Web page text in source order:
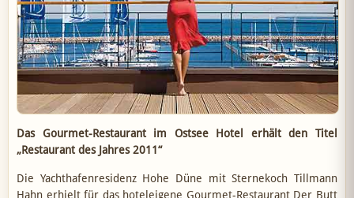
Das Gourmet-Restaurant im Ostsee Hotel erhält den Titel
„Restaurant des Jahres 2011“
Die Yachthafenresidenz Hohe Düne mit Sternekoch Tillmann
Hahn erhielt für das hoteleigene Gourmet-Restaurant Der Butt